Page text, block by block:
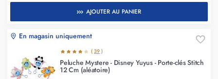
AJOUTER AU PANIER
En magasin uniquement
( 39 )
Peluche Mystere - Disney Yuyus - Porte-clés Stitch
12 Cm (aléatoire)